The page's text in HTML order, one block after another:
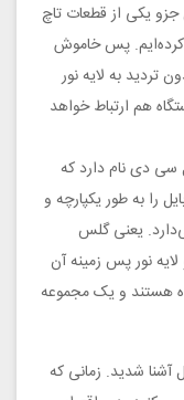
یکی از قطعات تاچ
پس خاموش
به لایه نور
هم ارتباط خواهد
سی دی نام دارد که
را به طور یکپارچه و
یعنی گلس
نور پس زمینه آن
هستند و یک مجموعه
آشنا شدید. زمانی که